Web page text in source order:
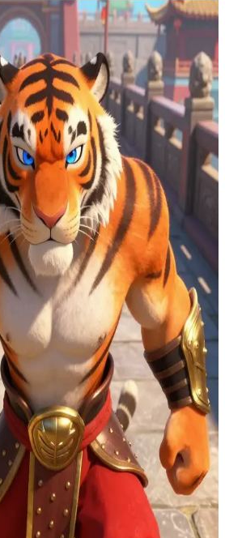
tigre dos Cinco Furiosos
de Gongmen, você é o contramestre da
de detonação para desativar os
que estão sendo escoltados por
direção à fundição de Shen. Tigresa
de derrotar a escolta, mas apenas o
impedirá a chegada de reforços
for cedo demais, as provas da cadeia de
se for tarde demais, o canhão da
mantém a posição — decida quando